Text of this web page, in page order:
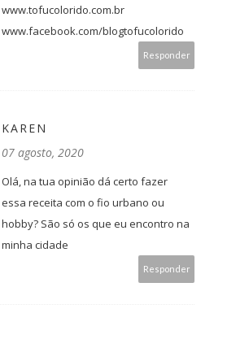
www.tofucolorido.com.br
www.facebook.com/blogtofucolorido
Responder
KAREN
07 agosto, 2020
Olá, na tua opinião dá certo fazer
essa receita com o fio urbano ou
hobby? São só os que eu encontro na
minha cidade
Responder